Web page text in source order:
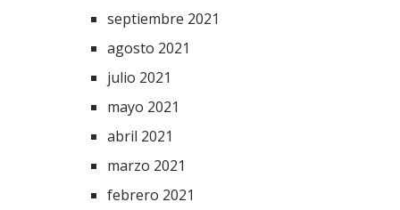
septiembre 2021
agosto 2021
julio 2021
mayo 2021
abril 2021
marzo 2021
febrero 2021